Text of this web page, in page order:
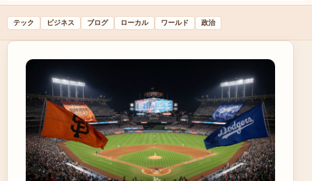
テック ビジネス ブログ ローカル ワールド 政治